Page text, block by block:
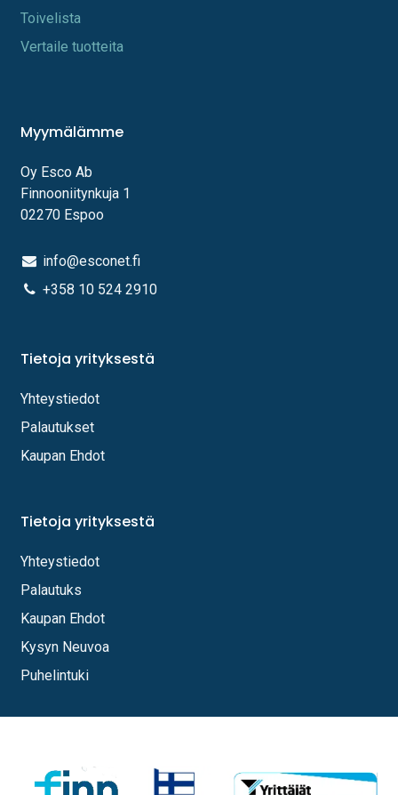
Toi​velista
Vertaile tuotteita
Myymälämme
Oy Esco Ab
Finnooniitynkuja 1
02270 Espoo
info@esconet.fi
+358 10 524 2910
Tietoja yrityksestä
Yhteystiedot
Palautukset
Kaupan Ehdot
Tietoja yrityksestä
Yhteystiedot
Palautuks
Kaupan Ehdot
Kysyn Neuvoa
Puhelintuki